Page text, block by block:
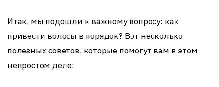
Итак, мы подошли к важному вопросу: как
привести волосы в порядок? Вот несколько
полезных советов, которые помогут вам в этом
непростом деле: